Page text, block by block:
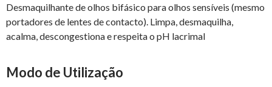
Desmaquilhante de olhos bifásico para olhos sensíveis (mesmo
portadores de lentes de contacto). Limpa, desmaquilha,
acalma, descongestiona e respeita o pH lacrimal
Modo de Utilização